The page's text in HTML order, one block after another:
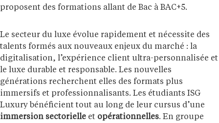
proposent des formations allant de Bac à BAC+5.
Le secteur du luxe évolue rapidement et nécessite des
talents formés aux nouveaux enjeux du marché : la
digitalisation, l’expérience client ultra-personnalisée et
le luxe durable et responsable. Les nouvelles
générations recherchent elles des formats plus
immersifs et professionnalisants. Les étudiants ISG
Luxury bénéficient tout au long de leur cursus d’une
immersion sectorielle et opérationnelles. En groupe